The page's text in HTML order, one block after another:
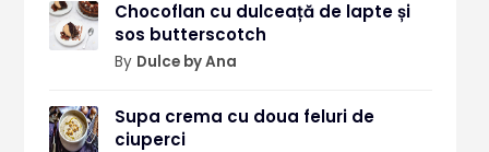
Chocoflan cu dulceață de lapte și
sos butterscotch
By Dulce by Ana
Supa crema cu doua feluri de
ciuperci